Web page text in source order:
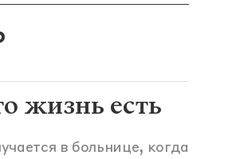
жизнь есть
в больнице, когда